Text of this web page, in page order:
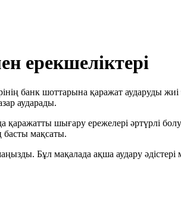
ерекшеліктері
банк шоттарына қаражат аударуды
аударады.
шығару ережелері әртүрлі
мақсаты.
Бұл мақалада ақша аудару әдістері